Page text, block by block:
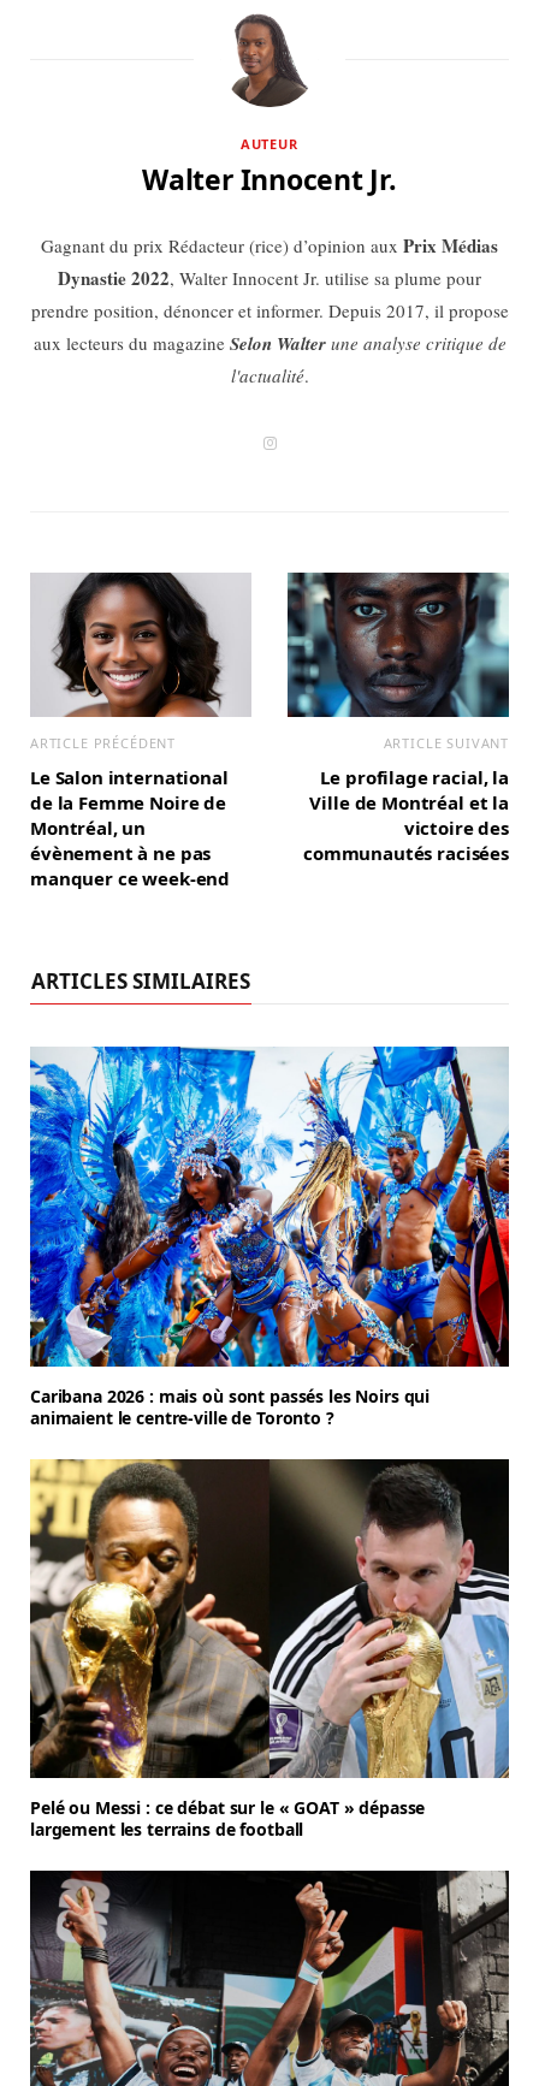
AUTEUR
Walter Innocent Jr.
Gagnant du prix Rédacteur (rice) d’opinion aux Prix Médias
Dynastie 2022, Walter Innocent Jr. utilise sa plume pour
prendre position, dénoncer et informer. Depuis 2017, il propose
aux lecteurs du magazine Selon Walterune analyse critique de
l'actualité.
I
ARTICLE PRÉCÉDENT
Le Salon international
de la Femme Noire de
Montréal, un
évènement à ne pas
manquer ce week-end
ARTICLE SUIVANT
Le profilage racial, la
Ville de Montréal et la
victoire des
communautés racisées
ARTICLES SIMILAIRES
Caribana 2026 : mais où sont passés les Noirs qui
animaient le centre-ville de Toronto ?
Pelé ou Messi : ce débat sur le « GOAT » dépasse
largement les terrains de football